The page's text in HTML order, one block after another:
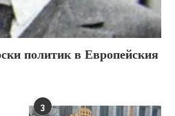
политик в Европейския
3